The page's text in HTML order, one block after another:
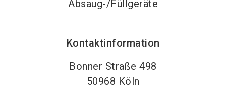
Absaug-/Füllgeräte
Kontaktinformation
Bonner Straße 498
50968 Köln